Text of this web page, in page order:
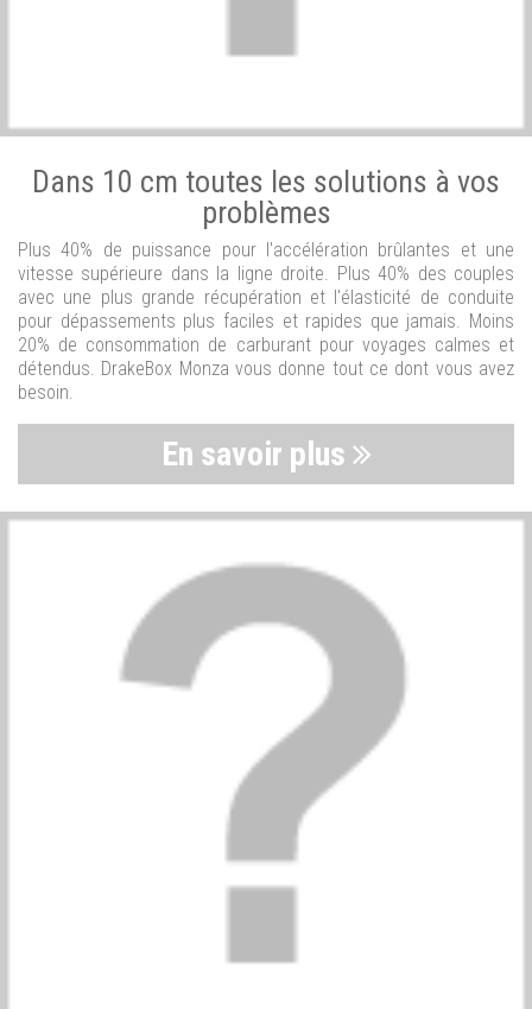
Dans 10 cm toutes les solutions à vos
problèmes
Plus 40% de puissance pour l'accélération brûlantes et une
vitesse supérieure dans la ligne droite. Plus 40% des couples
avec une plus grande récupération et l'élasticité de conduite
pour dépassements plus faciles et rapides que jamais. Moins
20% de consommation de carburant pour voyages calmes et
détendus. DrakeBox Monza vous donne tout ce dont vous avez
besoin.
En savoir plus